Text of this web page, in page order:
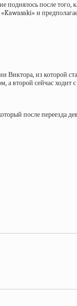
после того,
и
из которой
а второй сейчас ходит
после переезда